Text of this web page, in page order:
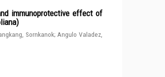
immunoprotective effect of
Sornkanok; Angulo Valadez,